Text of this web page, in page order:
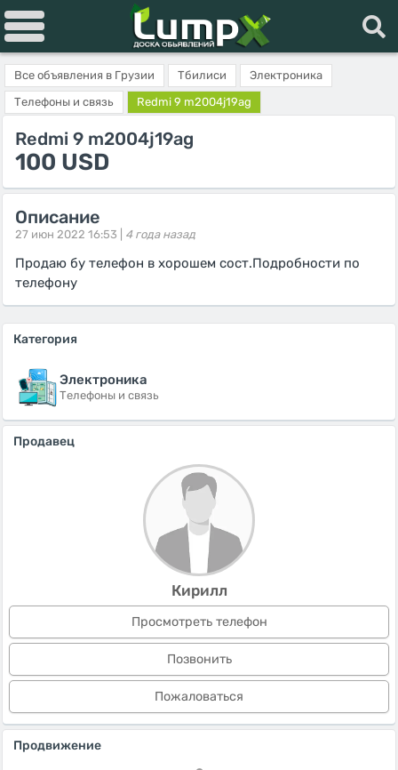
Все объявления в Грузии Тбилиси
Электроника
Телефоны и связь
Redmi 9 m2004j19ag
Redmi 9 m2004j19ag
100 USD
Описание
27 июн 2022 16:53 | 4 года назад
Продаю бу телефон в хорошем сост.Подробности по
телефону
Категория
Электроника
Телефоны и связь
Продавец
Кирилл
Просмотреть телефон
Позвонить
Пожаловаться
Продвижение